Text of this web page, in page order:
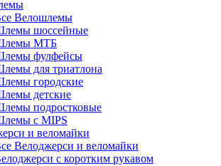
Велошлемы
шоссейные
МТБ
фулфейсы
для триатлона
городские
детские
подростковые
с MIPS
и веломайки
Велоджерси и веломайки
с коротким рукавом